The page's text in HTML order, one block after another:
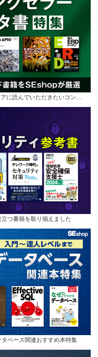
に読んでいただきたいコン…
つ書籍を取り揃えました
ベース関連おすすめ本特集